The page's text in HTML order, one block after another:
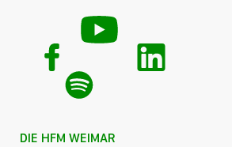
DIE HFM WEIMAR